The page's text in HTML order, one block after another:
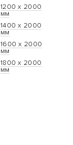
1200 х 2000
мм
1400 х 2000
мм
1600 х 2000
мм
1800 х 2000
мм